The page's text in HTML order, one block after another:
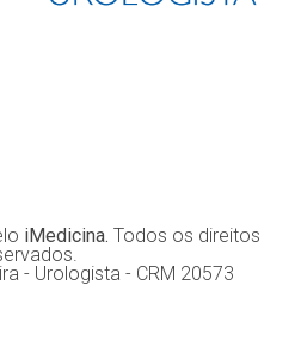
iMedicina. Todos os direitos
- Urologista - CRM 20573